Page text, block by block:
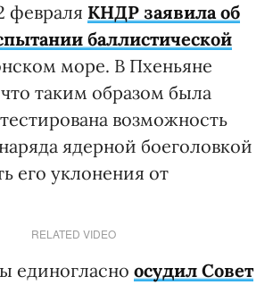
февраля КНДР заявила об
баллистической
море. В Пхеньяне
таким образом была
возможность
ядерной боеголовкой
его уклонения от
RELATED VIDEO
единогласно осудил Совет